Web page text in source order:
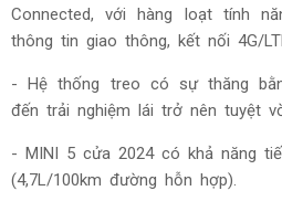
Connected, với hàng loạt tính
thông tin giao thông, kết nối 4G/
- Hệ thống treo có sự thăng
đến trải nghiệm lái trở nên tuyệt
- MINI 5 cửa 2024 có khả năng
(4,7L/100km đường hỗn hợp).